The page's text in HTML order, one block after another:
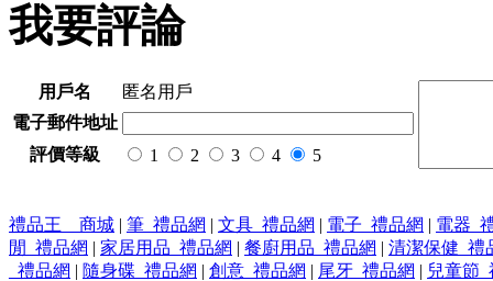
我要評論
用戶名
匿名用戶
電子郵件地址
評價等級
1 2 3 4 5
禮品王 商城 | 筆_禮品網 | 文具_禮品網 | 電子_禮品網 | 電器_
閒_禮品網 | 家居用品_禮品網 | 餐廚用品_禮品網 | 清潔保健_禮
_禮品網 | 隨身碟_禮品網 | 創意_禮品網 | 尾牙_禮品網 | 兒童節